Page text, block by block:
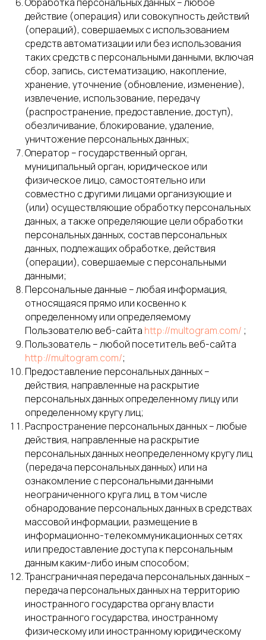
действие (операция) или совокупность действий
(операций), совершаемых с использованием
средств автоматизации или без использования
таких средств с персональными данными, включая
сбор, запись, систематизацию, накопление,
хранение, уточнение (обновление, изменение),
извлечение, использование, передачу
(распространение, предоставление, доступ),
обезличивание, блокирование, удаление,
уничтожение персональных данных;
Оператор – государственный орган,
муниципальный орган, юридическое или
физическое лицо, самостоятельно или
совместно с другими лицами организующие и
(или) осуществляющие обработку персональных
данных, а также определяющие цели обработки
персональных данных, состав персональных
данных, подлежащих обработке, действия
(операции), совершаемые с персональными
данными;
Персональные данные – любая информация,
относящаяся прямо или косвенно к
определенному или определяемому
Пользователю веб-сайта http://multogram.com/ ;
Пользователь – любой посетитель веб-сайта
http://multogram.com/;
Предоставление персональных данных –
действия, направленные на раскрытие
персональных данных определенному лицу или
определенному кругу лиц;
Распространение персональных данных – любые
действия, направленные на раскрытие
персональных данных неопределенному кругу лиц
(передача персональных данных) или на
ознакомление с персональными данными
неограниченного круга лиц, в том числе
обнародование персональных данных в средствах
массовой информации, размещение в
информационно-телекоммуникационных сетях
или предоставление доступа к персональным
данным каким-либо иным способом;
Трансграничная передача персональных данных –
передача персональных данных на территорию
иностранного государства органу власти
иностранного государства, иностранному
физическому или иностранному юридическому